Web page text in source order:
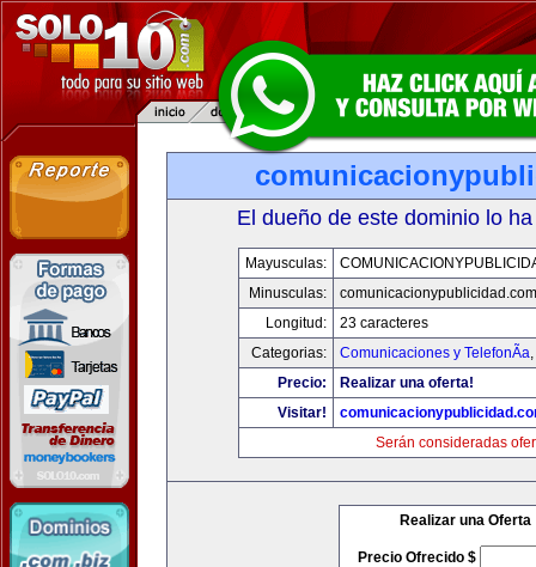
El dueño de este dominio lo
Mayusculas:
Minusculas:
comunicacionypublicidad.com
Longitud:
23 caracteres
Categorias:
Comunicaciones y TelefonÃ­a,
Precio:
Realizar una oferta!
Visitar!
Serán consideradas
Realizar una Oferta
Precio Ofrecido $